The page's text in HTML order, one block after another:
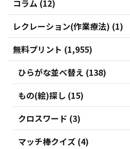
コラム (12)
レクレーション(作業療法) (1)
無料プリント (1,955)
ひらがな並べ替え (138)
もの(絵)探し (15)
クロスワード (3)
マッチ棒クイズ (4)